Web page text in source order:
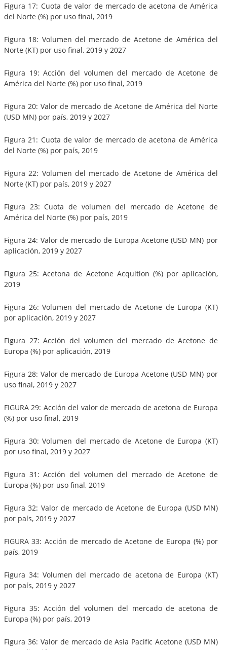
Figura 17: Cuota de valor de mercado de acetona de América
del Norte (%) por uso final, 2019
Figura 18: Volumen del mercado de Acetone de América del
Norte (KT) por uso final, 2019 y 2027
Figura 19: Acción del volumen del mercado de Acetone de
América del Norte (%) por uso final, 2019
Figura 20: Valor de mercado de Acetone de América del Norte
(USD MN) por país, 2019 y 2027
Figura 21: Cuota de valor de mercado de acetona de América
del Norte (%) por país, 2019
Figura 22: Volumen del mercado de Acetone de América del
Norte (KT) por país, 2019 y 2027
Figura 23: Cuota de volumen del mercado de Acetone de
América del Norte (%) por país, 2019
Figura 24: Valor de mercado de Europa Acetone (USD MN) por
aplicación, 2019 y 2027
Figura 25: Acetona de Acetone Acquition (%) por aplicación,
2019
Figura 26: Volumen del mercado de Acetone de Europa (KT)
por aplicación, 2019 y 2027
Figura 27: Acción del volumen del mercado de Acetone de
Europa (%) por aplicación, 2019
Figura 28: Valor de mercado de Europa Acetone (USD MN) por
uso final, 2019 y 2027
FIGURA 29: Acción del valor de mercado de acetona de Europa
(%) por uso final, 2019
Figura 30: Volumen del mercado de Acetone de Europa (KT)
por uso final, 2019 y 2027
Figura 31: Acción del volumen del mercado de Acetone de
Europa (%) por uso final, 2019
Figura 32: Valor de mercado de Acetone de Europa (USD MN)
por país, 2019 y 2027
FIGURA 33: Acción de mercado de Acetone de Europa (%) por
país, 2019
Figura 34: Volumen del mercado de acetona de Europa (KT)
por país, 2019 y 2027
Figura 35: Acción del volumen del mercado de acetona de
Europa (%) por país, 2019
Figura 36: Valor de mercado de Asia Pacific Acetone (USD MN)